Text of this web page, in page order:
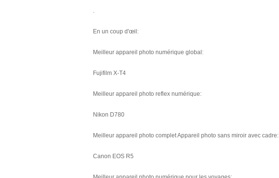
.
En un coup d'œil:
Meilleur appareil photo numérique global:
Fujifilm X-T4
Meilleur appareil photo reflex numérique:
Nikon D780
Meilleur appareil photo complet Appareil photo sans miroir avec cadre:
Canon EOS R5